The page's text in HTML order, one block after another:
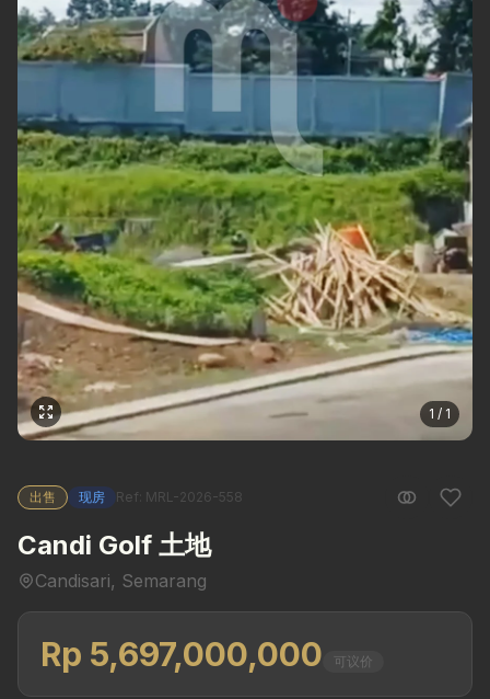
1 / 1
出售 现房 Ref: MRL-2026-558
Candi Golf 土地
Candisari, Semarang
Rp 5,697,000,000 可议价